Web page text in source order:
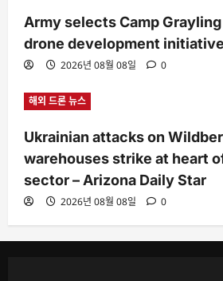
Army selects Camp
drone development
2026년 08월 08일 0
해외 드론 뉴스
Ukrainian attacks on
warehouses strike at heart
sector – Arizona Daily Star
2026년 08월 08일 0